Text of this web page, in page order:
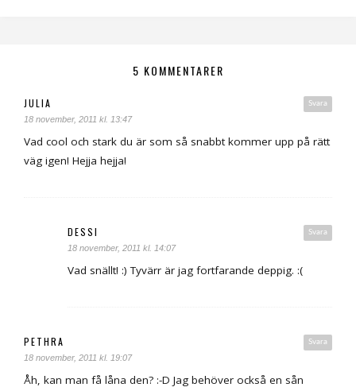
5 KOMMENTARER
Svara
JULIA
18 november, 2011 kl. 13:47
Vad cool och stark du är som så snabbt kommer upp på rätt
väg igen! Hejja hejja!
Svara
DESSI
18 november, 2011 kl. 14:07
Vad snällt! :) Tyvärr är jag fortfarande deppig. :(
Svara
PETHRA
18 november, 2011 kl. 19:07
Åh, kan man få låna den? :-D Jag behöver också en sån